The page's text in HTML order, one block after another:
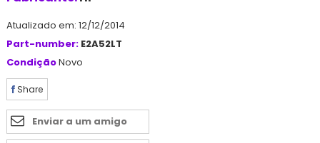
Atualizado em: 12/12/2014
Part-number: E2A52LT
CondiçãoNovo
Share
Enviar a um amigo